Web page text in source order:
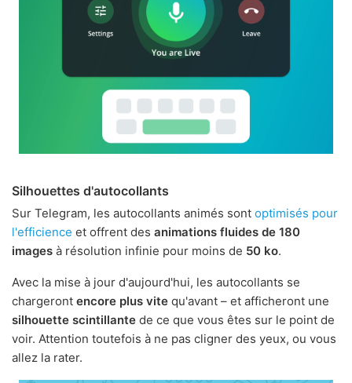
Silhouettes d'autocollants
Sur Telegram, les autocollants animés sont optimisés pour
l'efficience et offrent des animations fluides de 180
images à résolution infinie pour moins de 50 ko.
Avec la mise à jour d'aujourd'hui, les autocollants se
chargeront encore plus vite qu'avant – et afficheront une
silhouette scintillante de ce que vous êtes sur le point de
voir. Attention toutefois à ne pas cligner des yeux, ou vous
allez la rater.